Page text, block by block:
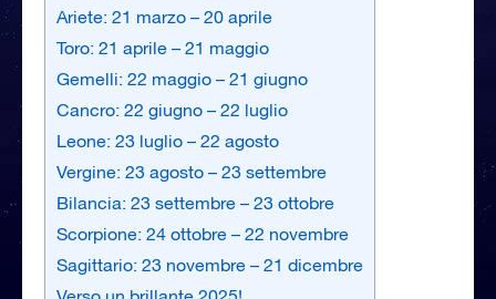
Ariete: 21 marzo – 20 aprile
Toro: 21 aprile – 21 maggio
Gemelli: 22 maggio – 21 giugno
Cancro: 22 giugno – 22 luglio
Leone: 23 luglio – 22 agosto
Vergine: 23 agosto – 23 settembre
Bilancia: 23 settembre – 23 ottobre
Scorpione: 24 ottobre – 22 novembre
Sagittario: 23 novembre – 21 dicembre